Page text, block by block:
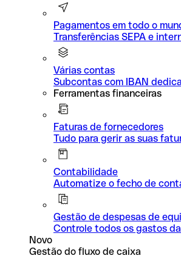
Pagamentos em todo o
Transferências SEPA e
Várias contas
Subcontas com IBAN
Ferramentas financeiras
Faturas de fornecedores
Tudo para gerir as suas
Contabilidade
Automatize o fecho de
Gestão de despesas de
Controle todos os gastos
Novo
Gestão do fluxo de caixa